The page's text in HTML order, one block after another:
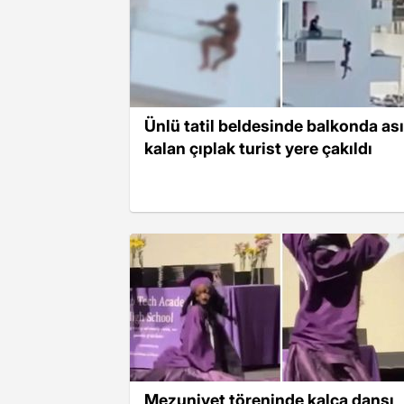
Ünlü tatil beldesinde balkonda
kalan çıplak turist yere çakıldı
Mezuniyet töreninde kalça dansı